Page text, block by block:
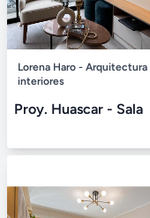
Lorena Haro - Arquitectura
interiores
Proy. Huascar - Sala